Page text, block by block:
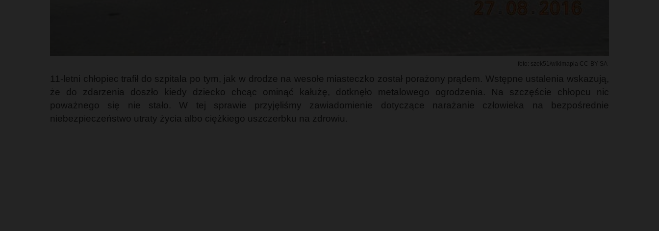
foto: szek51/wikimapia CC-BY-SA
11-letni chłopiec trafił do szpitala po tym, jak w drodze na wesołe miasteczko został porażony prądem. Wstępne ustalenia wskazują,
że do zdarzenia doszło kiedy dziecko chcąc ominąć kałużę, dotknęło metalowego ogrodzenia. Na szczęście chłopcu nic
poważnego się nie stało. W tej sprawie przyjęliśmy zawiadomienie dotyczące narażanie człowieka na bezpośrednie
niebezpieczeństwo utraty życia albo ciężkiego uszczerbku na zdrowiu.